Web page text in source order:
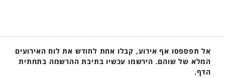
אל תפספסו אף אירוע, קבלו אחת לחודש את לוח האירועים
המלא של שוהם. הירשמו עכשיו בתיבת ההרשמה בתחתית
הדף.